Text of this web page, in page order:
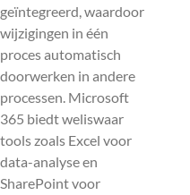
geïntegreerd, waardoor
wijzigingen in één
proces automatisch
doorwerken in andere
processen. Microsoft
365 biedt weliswaar
tools zoals Excel voor
data-analyse en
SharePoint voor